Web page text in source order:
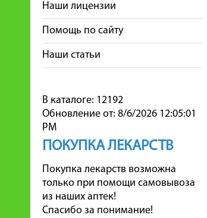
Наши лицензии
Помощь по сайту
Наши статьи
В каталоге: 12192
Обновление от: 8/6/2026 12:05:01
PM
ПОКУПКА ЛЕКАРСТВ
Покупка лекарств возможна
только при помощи самовывоза
из наших аптек!
Спасибо за понимание!